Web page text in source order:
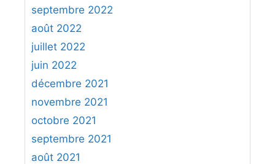
septembre 2022
août 2022
juillet 2022
juin 2022
décembre 2021
novembre 2021
octobre 2021
septembre 2021
août 2021